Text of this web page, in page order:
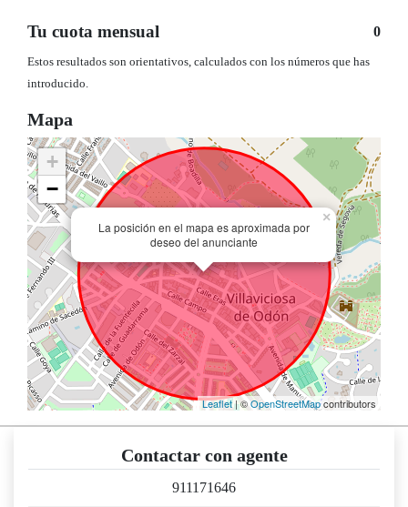
Tu cuota mensual 0
Estos resultados son orientativos, calculados con los números que has
introducido.
Mapa
La posición en el mapa es aproximada por
deseo del anunciante
×
+
−
Leaflet| ©OpenStreetMapcontributors
Contactar con agente
911171646